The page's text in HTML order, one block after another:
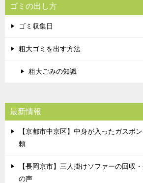
ゴミの出し方
ゴミ収集日
粗大ゴミを出す方法
粗大ごみの知識
最新情報
【京都市中京区】中身が入ったガスボ
頼
【長岡京市】三人掛けソファーの回収
の声